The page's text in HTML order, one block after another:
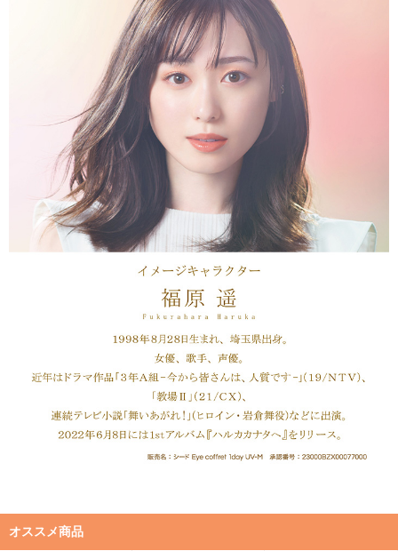
オススメ商品